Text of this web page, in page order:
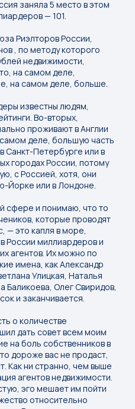
заняла 5 место в этом
— 101.
Риэлторов России,
, по методу которого
недвижимости,
на самом деле,
на самом деле, больше.
известны людям,
Во-вторых,
проживают в Англии
деле, большую часть
Санкт-Петербурге или в
городах России, потому
с Россией, хотя, они
Йорке или в Лондоне.
сфере и понимаю, что то
которые проводят
— это капля в море,
России миллиардеров и
агентов. Их можно по
имена, как Александр
Улицкая, Наталья
Баликоева, Олег Свиридов,
и заканчивается.
о количестве
дать совет всем моим
на боль собственников в
дороже вас не продаст,
Как ни странно, чем выше
агентов недвижимости.
эго мешает им пойти
относительно